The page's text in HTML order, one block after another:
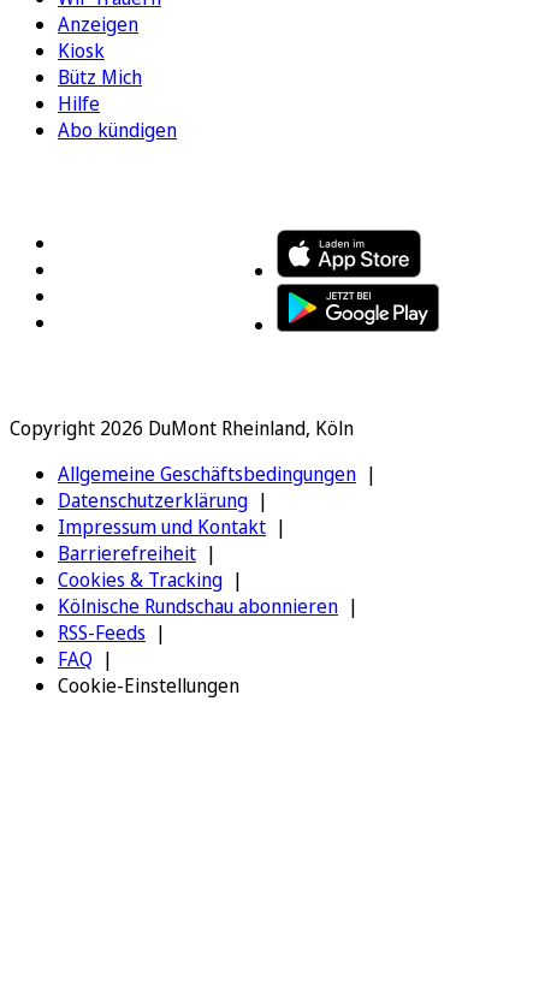
Anzeigen
Kiosk
Bütz Mich
Hilfe
Abo kündigen
Copyright 2026 DuMont Rheinland, Köln
Allgemeine Geschäftsbedingungen
Datenschutzerklärung
Impressum und Kontakt
Barrierefreiheit
Cookies & Tracking
Kölnische Rundschau abonnieren
RSS-Feeds
FAQ
Cookie-Einstellungen